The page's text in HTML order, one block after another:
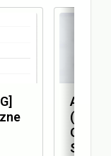
(AEO)
SEO